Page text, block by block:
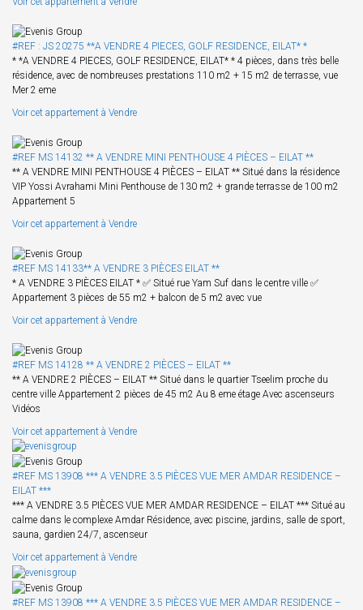
#REF : JS 20275 **A VENDRE 4 PIECES, GOLF RESIDENCE, EILAT* *
* *A VENDRE 4 PIECES, GOLF RESIDENCE, EILAT* * 4 pièces, dans très belle
résidence, avec de nombreuses prestations 110 m2 + 15 m2 de terrasse, vue
Mer 2 eme
Voir cet appartement à Vendre
#REF MS 14132 ** A VENDRE MINI PENTHOUSE 4 PIÈCES – EILAT **
** A VENDRE MINI PENTHOUSE 4 PIÈCES – EILAT ** Situé dans la résidence
VIP Yossi Avrahami Mini Penthouse de 130 m2 + grande terrasse de 100 m2
Appartement 5
Voir cet appartement à Vendre
#REF MS 14133** A VENDRE 3 PIÈCES EILAT **
* A VENDRE 3 PIÈCES EILAT * ✅ Situé rue Yam Suf dans le centre ville ✅
Appartement 3 pièces de 55 m2 + balcon de 5 m2 avec vue
Voir cet appartement à Vendre
#REF MS 14128 ** A VENDRE 2 PIÈCES – EILAT **
** A VENDRE 2 PIÈCES – EILAT ** Situé dans le quartier Tseelim proche du
centre ville Appartement 2 pièces de 45 m2 Au 8 eme étage Avec ascenseurs
Vidéos
Voir cet appartement à Vendre
#REF MS 13908 *** A VENDRE 3.5 PIÈCES VUE MER AMDAR RESIDENCE –
EILAT ***
*** A VENDRE 3.5 PIÈCES VUE MER AMDAR RESIDENCE – EILAT *** Situé au
calme dans le complexe Amdar Résidence, avec piscine, jardins, salle de sport,
sauna, gardien 24/7, ascenseur
Voir cet appartement à Vendre
#REF MS 13908 *** A VENDRE 3.5 PIÈCES VUE MER AMDAR RESIDENCE –